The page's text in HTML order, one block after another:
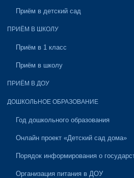
Приём в детский сад
ПРИЁМ В ШКОЛУ
Приём в 1 класс
Приём в школу
ПРИЁМ В ДОУ
ДОШКОЛЬНОЕ ОБРАЗОВАНИЕ
Год дошкольного образования
Онлайн проект «Детский сад дома»
Порядок информирования о
Организация питания в ДОУ